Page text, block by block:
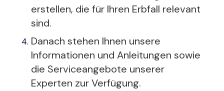
erstellen, die für Ihren Erbfall relevant
sind.
Danach stehen Ihnen unsere
Informationen und Anleitungen sowie
die Serviceangebote unserer
Experten zur Verfügung.